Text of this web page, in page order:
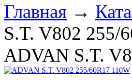
Главная →
S.T. V802 255/
ADVAN S.T.